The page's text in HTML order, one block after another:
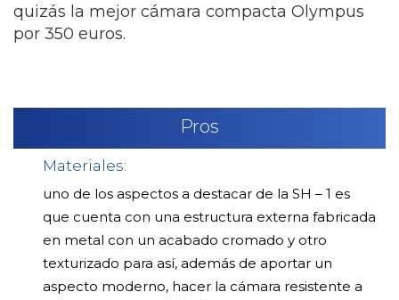
quizás la mejor cámara compacta Olympus
por 350 euros.
Pros
Materiales:
uno de los aspectos a destacar de la SH – 1 es
que cuenta con una estructura externa fabricada
en metal con un acabado cromado y otro
texturizado para así, además de aportar un
aspecto moderno, hacer la cámara resistente a